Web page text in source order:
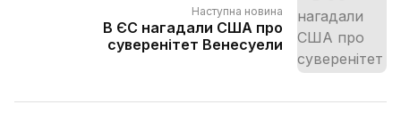
Наступна новина
В ЄС нагадали США про
суверенітет Венесуели